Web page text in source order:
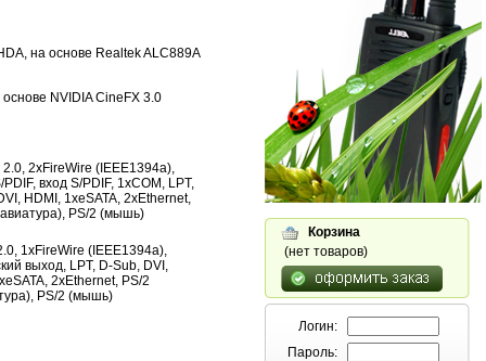
на основе Realtek ALC889A
основе NVIDIA CineFX 3.0
2xFireWire (IEEE1394a),
вход S/PDIF, 1xCOM, LPT,
HDMI, 1xeSATA, 2xEthernet,
PS/2 (мышь)
1xFireWire (IEEE1394a),
выход, LPT, D-Sub, DVI,
2xEthernet, PS/2
PS/2 (мышь)
Корзина
(нет товаров)
Логин:
Пароль: